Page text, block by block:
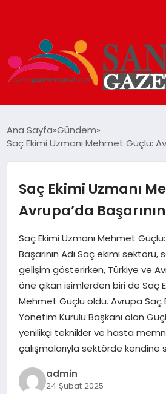
TEKNOLOJI
SIYASET
SPOR
YAŞAM
EKONOMI
SAĞLIK
DÜNYA
EĞITIM
Ana Sayfa Gündem
Saç Ekimi Uzmanı Mehmet Güçlü:
Saç Ekimi Uzmanı
Avrupa’da Başarının
Saç Ekimi Uzmanı Mehmet
Başarının Adı Saç ekimi sektörü,
gelişim gösterirken, Türkiye ve
öne çıkan isimlerden biri de Saç
Mehmet Güçlü oldu. Avrupa Saç
Yönetim Kurulu Başkanı olan
yenilikçi teknikler ve hasta
çalışmalarıyla sektörde kendine
admin
24 Şubat 2025